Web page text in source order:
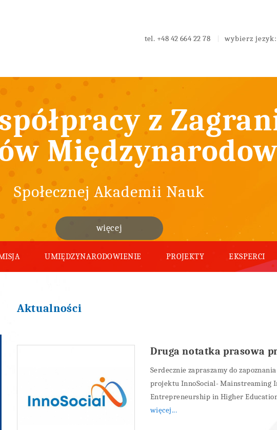
wybierz jezyk:
tel. +48 42 664 22 78
z
Społecznej Akademii Nauk
więcej
UMIĘDZYNARODOWIENIE PROJEKTY EKSPERCI
Aktualności
Druga notatka prasowa
Serdecznie zapraszamy do
projektu InnoSocial- Mainstreaming
Entrepreneurship in Higher
więcej...